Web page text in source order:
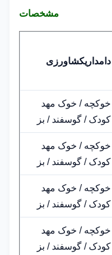
مشخصات
دامداریکشاورزی
خوکچه / خوک مهد
کودک / گوسفند / بز
خوکچه / خوک مهد
کودک / گوسفند / بز
خوکچه / خوک مهد
کودک / گوسفند / بز
خوکچه / خوک مهد
کودک / گوسفند / بز